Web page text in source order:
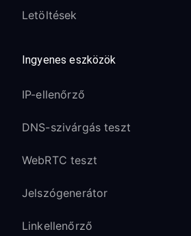
Letöltések
Ingyenes eszközök
IP-ellenőrző
DNS-szivárgás teszt
WebRTC teszt
Jelszógenerátor
Linkellenőrző